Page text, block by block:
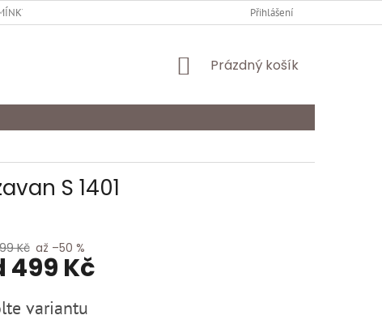
OCHRANY OSOBNÍCH ÚDAJŮ ODSTOUPENÍ OD
Přihlášení
NÁKUPNÍ
Prázdný košík
S 1401
Kč až –50 %
499 Kč
variantu